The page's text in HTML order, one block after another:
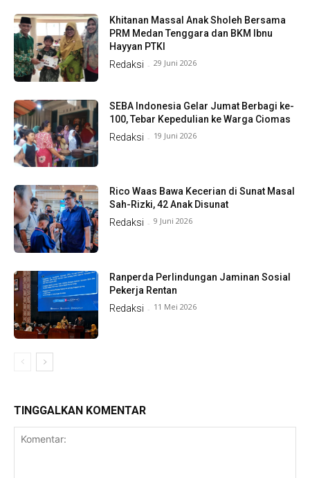
Khitanan Massal Anak Sholeh Bersama
PRM Medan Tenggara dan BKM Ibnu
Hayyan PTKI
Redaksi - 29 Juni 2026
SEBA Indonesia Gelar Jumat Berbagi ke-
100, Tebar Kepedulian ke Warga Ciomas
Redaksi - 19 Juni 2026
Rico Waas Bawa Kecerian di Sunat Masal
Sah-Rizki, 42 Anak Disunat
Redaksi - 9 Juni 2026
Ranperda Perlindungan Jaminan Sosial
Pekerja Rentan
Redaksi - 11 Mei 2026
TINGGALKAN KOMENTAR